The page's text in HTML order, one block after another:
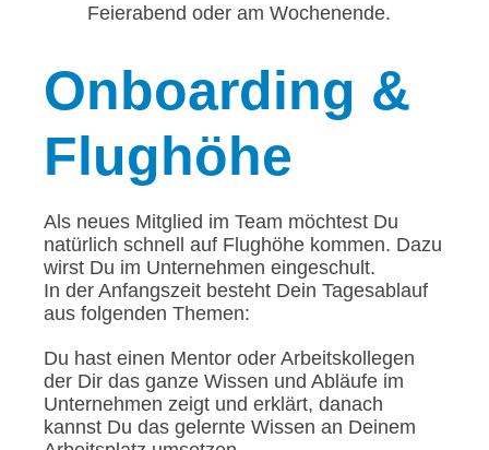
Feierabend oder am Wochenende.
Onboarding &
Flughöhe
Als neues Mitglied im Team möchtest Du
natürlich schnell auf Flughöhe kommen. Dazu
wirst Du im Unternehmen eingeschult.
In der Anfangszeit besteht Dein Tagesablauf
aus folgenden Themen:
Du hast einen Mentor oder Arbeitskollegen
der Dir das ganze Wissen und Abläufe im
Unternehmen zeigt und erklärt, danach
kannst Du das gelernte Wissen an Deinem